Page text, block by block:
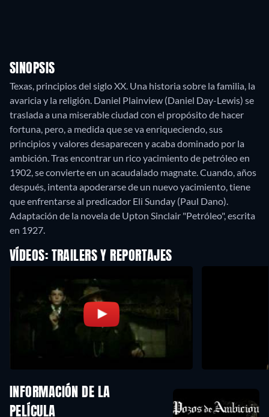
SINOPSIS
Texas, principios del siglo XX. Una historia sobre la familia, la
avaricia y la religión. Daniel Plainview (Daniel Day-Lewis) se
traslada a una miserable ciudad con el propósito de hacer
fortuna, pero, a medida que se va enriqueciendo, sus
principios y valores desaparecen y acaba dominado por la
ambición. Tras encontrar un rico yacimiento de petróleo en
1902, se convierte en un acaudalado magnate. Cuando, años
después, intenta apoderarse de un nuevo yacimiento, tiene
que enfrentarse al predicador Eli Sunday (Paul Dano).
Adaptación de la novela de Upton Sinclair "Petróleo", escrita
en 1927.
VÍDEOS: TRAILERS Y REPORTAJES
INFORMACIÓN DE LA
PELÍCULA